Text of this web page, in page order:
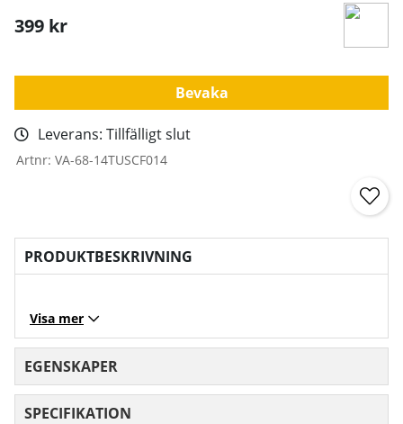
399 kr
Bevaka
Leverans: Tillfälligt slut
Artnr: VA-68-14TUSCF014
PRODUKTBESKRIVNING
Visa mer
EGENSKAPER
SPECIFIKATION